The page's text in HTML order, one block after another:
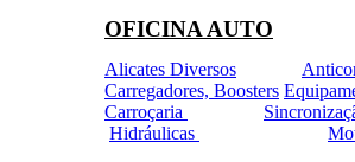
OFICINA AUTO
Alicates Diversos
Carregadores, Boosters
Carroçaria
Hidráulicas